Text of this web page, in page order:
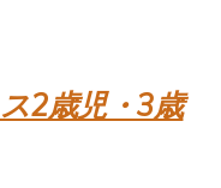
2歳児・3歳